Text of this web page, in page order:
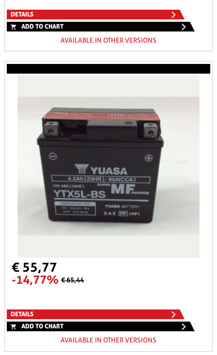
DETAILS
ADD TO CHART
AVAILABLE IN OTHER VERSIONS
€ 55,77
-14,77% € 65,44
DETAILS
ADD TO CHART
AVAILABLE IN OTHER VERSIONS